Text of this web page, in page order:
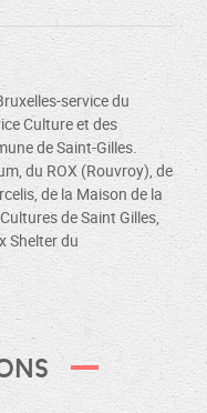
service du
Culture et des
de Saint-Gilles.
du ROX (Rouvroy), de
de la Maison de la
de Saint Gilles,
Shelter du